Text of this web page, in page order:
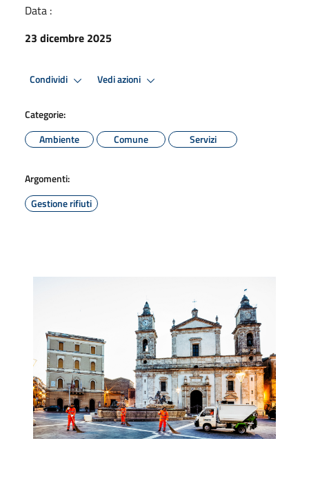
Data :
23 dicembre 2025
Condividi Vedi azioni
Categorie:
Ambiente
Comune Servizi
Argomenti:
Gestione rifiuti